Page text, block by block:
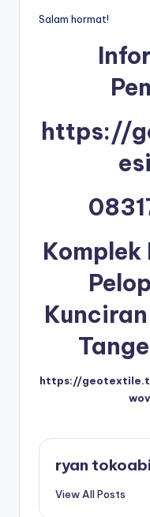
Salam hormat!
https://
Komplek
https://
ryan tokoabi
View All Posts